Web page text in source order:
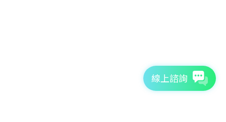
線上諮詢